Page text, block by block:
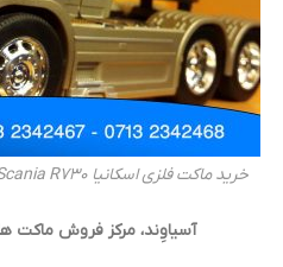
خرید ماکت فلزی اسکانیا Scania R730
آسیاوِند، مرکز فروش ماکت